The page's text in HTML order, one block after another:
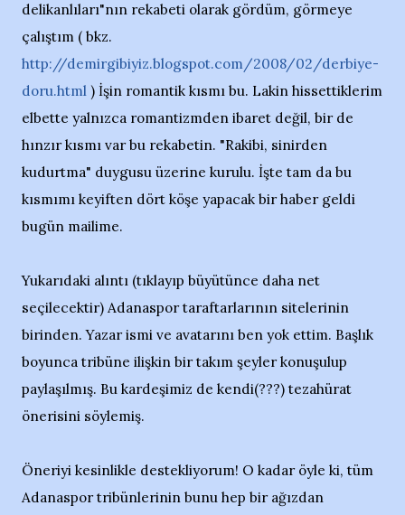
delikanlıları"nın rekabeti olarak gördüm, görmeye
çalıştım ( bkz.
http://demirgibiyiz.blogspot.com/2008/02/derbiye-
doru.html ) İşin romantik kısmı bu. Lakin hissettiklerim
elbette yalnızca romantizmden ibaret değil, bir de
hınzır kısmı var bu rekabetin. "Rakibi, sinirden
kudurtma" duygusu üzerine kurulu. İşte tam da bu
kısmımı keyiften dört köşe yapacak bir haber geldi
bugün mailime.
Yukarıdaki alıntı (tıklayıp büyütünce daha net
seçilecektir) Adanaspor taraftarlarının sitelerinin
birinden. Yazar ismi ve avatarını ben yok ettim. Başlık
boyunca tribüne ilişkin bir takım şeyler konuşulup
paylaşılmış. Bu kardeşimiz de kendi(???) tezahürat
önerisini söylemiş.
Öneriyi kesinlikle destekliyorum! O kadar öyle ki, tüm
Adanaspor tribünlerinin bunu hep bir ağızdan